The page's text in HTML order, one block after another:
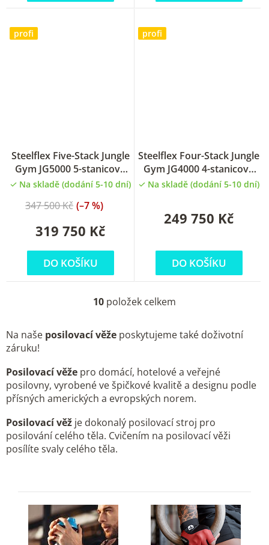
profi
Steelflex Five-Stack Jungle
Gym JG5000 5-stanicová
posilovací věž
Na skladě (dodání 5-10 dní)
319 750 Kč
347 500 Kč (–7 %)
DO KOŠÍKU
profi
Steelflex Four-Stack Jungle
Gym JG4000 4-stanicová
posilovací věž
Na skladě (dodání 5-10 dní)
249 750 Kč
DO KOŠÍKU
O
l
d
a
c
p
r
v
10 položek celkem
Na naše posilovací věže poskytujeme také doživotní
záruku!
Posilovací věže pro domácí, hotelové a veřejné
posilovny, vyrobené ve špičkové kvalitě a designu podle
přísných amerických a evropských norem.
Posilovací věž je dokonalý posilovací stroj pro
posilování celého těla. Cvičením na posilovací věži
posílíte svaly celého těla.